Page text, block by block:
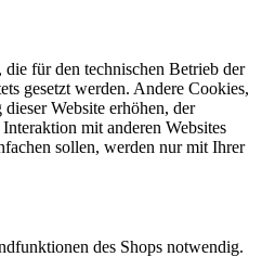
für den technischen Betrieb der
gesetzt werden. Andere Cookies,
Website erhöhen, der
mit anderen Websites
sollen, werden nur mit Ihrer
des Shops notwendig.